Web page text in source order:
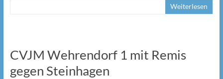
Weiterlesen
CVJM Wehrendorf 1 mit Remis
gegen Steinhagen